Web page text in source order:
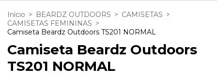
Início > BEARDZ OUTDOORS > CAMISETAS >
CAMISETAS FEMININAS >
Camiseta Beardz Outdoors TS201 NORMAL
Camiseta Beardz Outdoors
TS201 NORMAL